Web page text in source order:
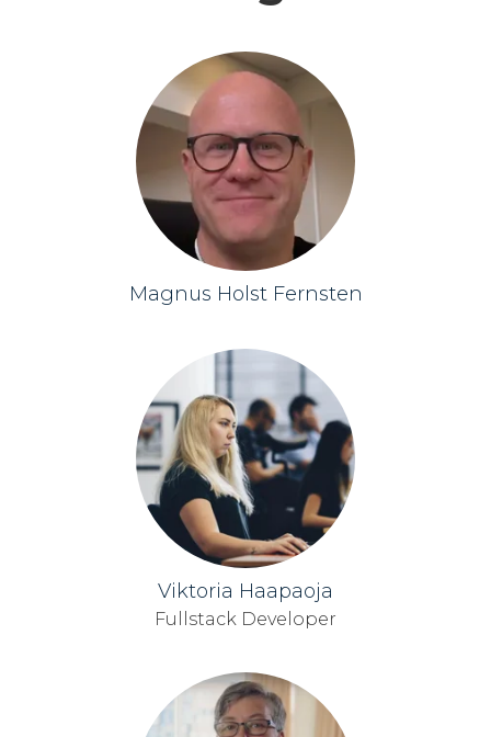
Magnus Holst Fernsten
Viktoria Haapaoja
Fullstack Developer